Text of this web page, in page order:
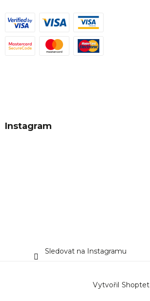
Instagram
Sledovat na Instagramu
Vytvořil Shoptet